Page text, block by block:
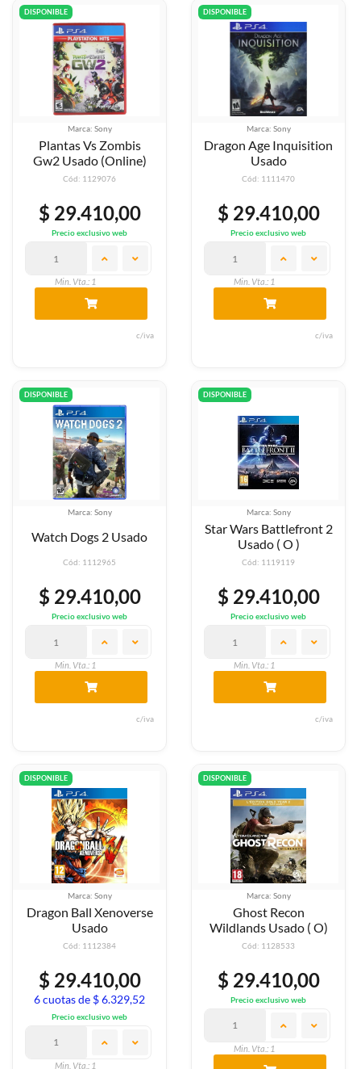
DISPONIBLE
Marca: Sony
Plantas Vs Zombis
Gw2 Usado (Online)
Cód: 1129076
$ 29.410,00
Precio exclusivo web
Min. Vta.: 1
c/iva
DISPONIBLE
Marca: Sony
Dragon Age Inquisition
Usado
Cód: 1111470
$ 29.410,00
Precio exclusivo web
Min. Vta.: 1
c/iva
DISPONIBLE
Marca: Sony
Watch Dogs 2 Usado
Cód: 1112965
$ 29.410,00
Precio exclusivo web
Min. Vta.: 1
c/iva
DISPONIBLE
Marca: Sony
Star Wars Battlefront 2
Usado ( O )
Cód: 1119119
$ 29.410,00
Precio exclusivo web
Min. Vta.: 1
c/iva
DISPONIBLE
Marca: Sony
Dragon Ball Xenoverse
Usado
Cód: 1112384
$ 29.410,00
6 cuotas de $ 6.329,52
Precio exclusivo web
Min. Vta.: 1
DISPONIBLE
Marca: Sony
Ghost Recon
Wildlands Usado ( O)
Cód: 1128533
$ 29.410,00
Precio exclusivo web
Min. Vta.: 1